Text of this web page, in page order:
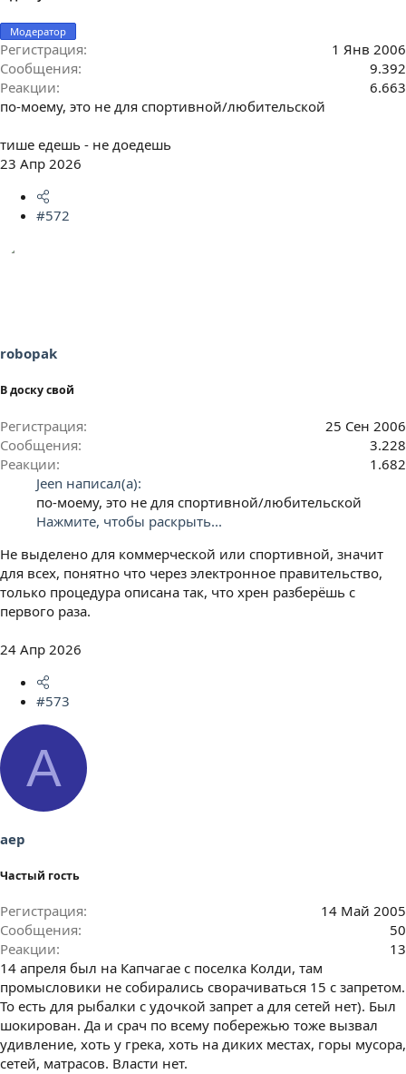
Модератор
Регистрация
1 Янв 2006
Сообщения
9.392
Реакции
6.663
по-моему, это не для спортивной/любительской
тише едешь - не доедешь
23 Апр 2026
#572
robopak
В доску свой
Регистрация
25 Сен 2006
Сообщения
3.228
Реакции
1.682
Jeen написал(а):
по-моему, это не для спортивной/любительской
Нажмите, чтобы раскрыть...
Не выделено для коммерческой или спортивной, значит
для всех, понятно что через электронное правительство,
только процедура описана так, что хрен разберёшь с
первого раза.
24 Апр 2026
#573
A
aep
Частый гость
Регистрация
14 Май 2005
Сообщения
50
Реакции
13
14 апреля был на Капчагае с поселка Колди, там
промысловики не собирались сворачиваться 15 с запретом.
То есть для рыбалки с удочкой запрет а для сетей нет). Был
шокирован. Да и срач по всему побережью тоже вызвал
удивление, хоть у грека, хоть на диких местах, горы мусора,
сетей, матрасов. Власти нет.